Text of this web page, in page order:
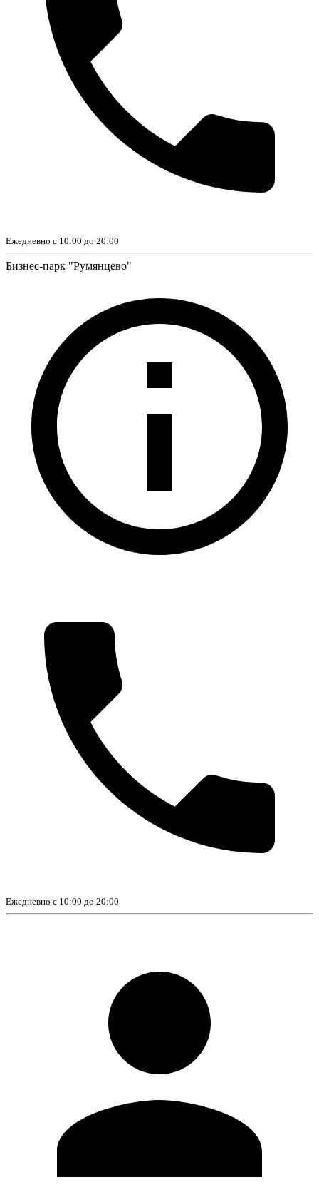
Ежедневно с 10:00 до 20:00
Бизнес-парк "Румянцево"
Ежедневно с 10:00 до 20:00